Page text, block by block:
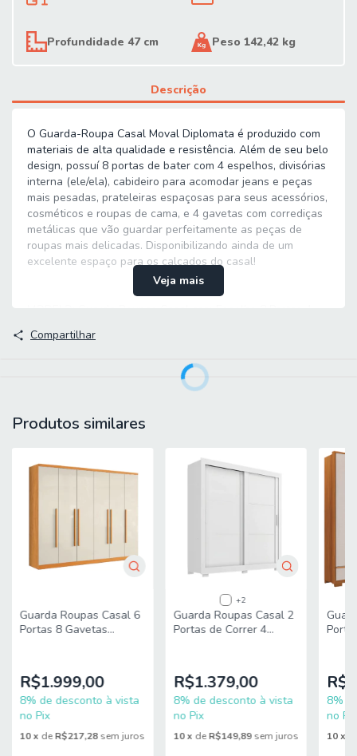
Profundidade 47 cm Peso 142,42 kg
Descrição
O Guarda-Roupa Casal Moval Diplomata é produzido com
materiais de alta qualidade e resistência. Além de seu belo
design, possuí 8 portas de bater com 4 espelhos, divisórias
interna (ele/ela), cabideiro para acomodar jeans e peças
mais pesadas, prateleiras espaçosas para seus acessórios,
cosméticos e roupas de cama, e 4 gavetas com corrediças
metálicas que vão guardar perfeitamente as peças de
roupas mais delicadas. Disponibilizando ainda de um
excelente espaço para os calçados do casal!
MARCA: Moval
MATERIAL: MDP/MDF
PORTAS: 8 Portas
[ A ] = 11 cm
[ P ] = 34 cm
PRATELEIRAS: 10 Prateleiras
CABIDEIROS: Sim
QUANTIDADE DE CABIDEIRO: 2 Cabideiros
PRATELEIRAS SUPORTAM ATÉ: 6 Kg
GAVETAS SUPORTAM ATÉ: 6 Kg
PESO: 142,42Kg
DIFERENCIAL: Produzido em MDP de alta qualidade;
Veja mais
Compartilhar
Produtos similares
Guarda Roupas Casal 6
Portas 8 Gavetas
R$1.999,00
8% de desconto à vista
no Pix
10x deR$217,28sem juros
+2
Guarda Roupas Casal 2
Portas de Correr 4
R$1.379,00
8% de desconto à vista
no Pix
10 x deR$149,89 sem juros
8%
no Pix
10x